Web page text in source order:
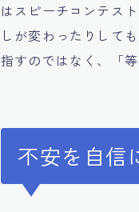
はスピーチコンテス
しが変わったりして
指すのではなく、「
不安を自信